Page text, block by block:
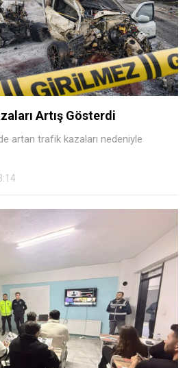
Artış Gösterdi
artan trafik kazaları nedeniyle